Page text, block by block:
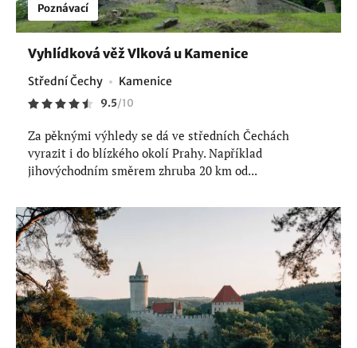
Poznávací
Vyhlídková věž Vlková u Kamenice
Střední Čechy Kamenice
9.5/10
Za pěknými výhledy se dá ve středních Čechách
vyrazit i do blízkého okolí Prahy. Například
jihovýchodním směrem zhruba 20 km od...